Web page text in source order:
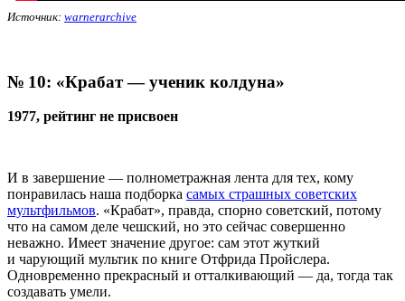
Источник: warnerarchive
№ 10: «Крабат — ученик колдуна»
1977, рейтинг не присвоен
И в завершение — полнометражная лента для тех, кому
понравилась наша подборка самых страшных советских
мультфильмов. «Крабат», правда, спорно советский, потому
что на самом деле чешский, но это сейчас совершенно
неважно. Имеет значение другое: сам этот жуткий
и чарующий мультик по книге Отфрида Пройслера.
Одновременно прекрасный и отталкивающий — да, тогда так
создавать умели.